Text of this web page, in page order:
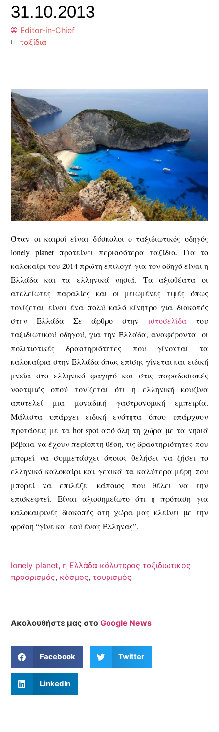
31.10.2013
Editor-in-Chief
ταξίδια
Όταν οι καιροί είναι δύσκολοι ο ταξιδιωτικός οδηγός
lonely planet προτείνει περισσότερα ταξίδια. Για το
καλοκαίρι του 2014 πρώτη επιλογή για τον οδηγό είναι η
Ελλάδα και τα ελληνικά νησιά. Τα αξιοθέατα οι
ατελείωτες παραλίες και οι μειωμένες τιμές όπως
τονίζεται είναι ένα πολύ καλό κίνητρο για διακοπές
στην Ελλάδα Σε άρθρο στην ιστοσελίδατου
ταξιδιωτικού οδηγού, για την Ελλάδα, αναφέρονται οι
πολιτιστικές δραστηριότητες που γίνονται τα
καλοκαίρια στην Ελλάδα όπως επίσης γίνεται και ειδική
μνεία στο ελληνικό φαγητό και στις παραδοσιακές
νοστιμιές οπού τονίζεται ότι η ελληνική κουζίνα
αποτελεί μια μοναδική γαστρονομική εμπειρία.
Μάλιστα υπάρχει ειδική ενότητα όπου υπάρχουν
προτάσεις με τα hot spot από όλη τη χώρα με τα νησιά
βέβαια να έχουν περίoπτη θέση, τις δραστηριότητες που
μπορεί να συμμετάσχει όποιος θελήσει να ζήσει το
ελληνικό καλοκαίρι και γενικά τα καλύτερα μέρη που
μπορεί να επιλέξει κάποιος που θέλει να την
επισκεφτεί. Είναι αξιοσημείωτο ότι η πρόταση για
καλοκαιρινές διακοπές στη χώρα μας κλείνει με την
φράση “γίνε και εσύ ένας Έλληνας”.
lonely planet, η Ελλάδα κάλυτερος ταξιδιωτικος
προορισμός, κόσμος,τουρισμός
Ακολουθήστε μας στοGoogle News
Facebook Twitter
LinkedIn